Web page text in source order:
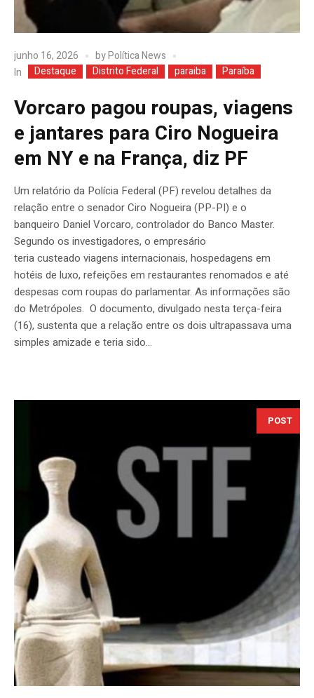
junho 16, 2026 byPolítica News
In
Destaque Distrito Federal paraiba Paraíba
Vorcaro pagou roupas, viagens
e jantares para Ciro Nogueira
em NY e na França, diz PF
Um relatório da Polícia Federal (PF) revelou detalhes da
relação entre o senador Ciro Nogueira (PP-PI) e o
banqueiro Daniel Vorcaro, controlador do Banco Master.
Segundo os investigadores, o empresário
teria custeado viagens internacionais, hospedagens em
hotéis de luxo, refeições em restaurantes renomados e até
despesas com roupas do parlamentar. As informações são
do Metrópoles. O documento, divulgado nesta terça-feira
(16), sustenta que a relação entre os dois ultrapassava uma
simples amizade e teria sido...
POST